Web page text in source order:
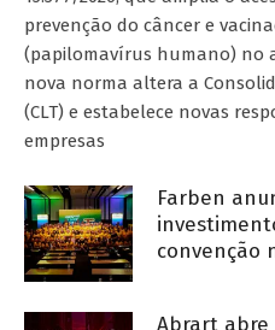
prevenção do câncer e
(papilomavírus humano) no
nova norma altera a
(CLT) e estabelece novas
empresas
Farben
convenção